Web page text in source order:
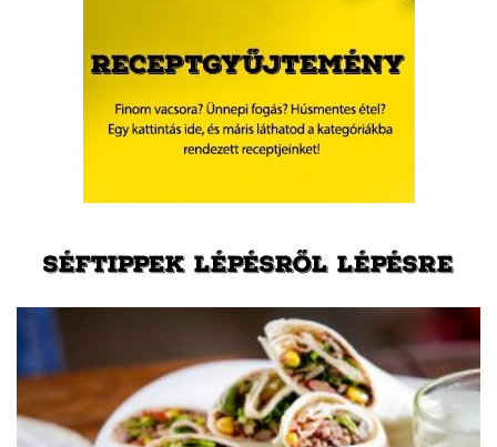
SÉFTIPPEK LÉPÉSRŐL LÉPÉSRE